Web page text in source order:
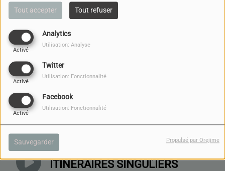
Tout accepter Tout refuser
Analytics
Activé
Utilisation: Analyse
Twitter
Activé
Utilisation: Fonctionnalité
Facebook
Activé
Utilisation: Fonctionnalité
Sauvegarder Propulsé par Orejime
PARACHA: BÉHAALOTÉKHA
L’ART BRUT EN GRANDE-
BRETAGNE
LA SANTÉ À VENIR - LE CANCER
LA FRANCE QUI ( SE ) BAT-
ITINÉRAIRES SINGULIERS